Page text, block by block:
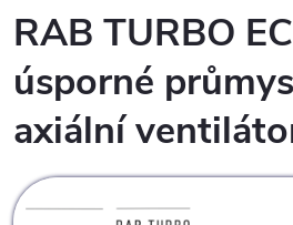
RAB TURBO
úsporné
axiální